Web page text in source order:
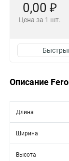
0,00 ₽
Цена за 1 шт.
Описание
Длина
Ширина
Высота